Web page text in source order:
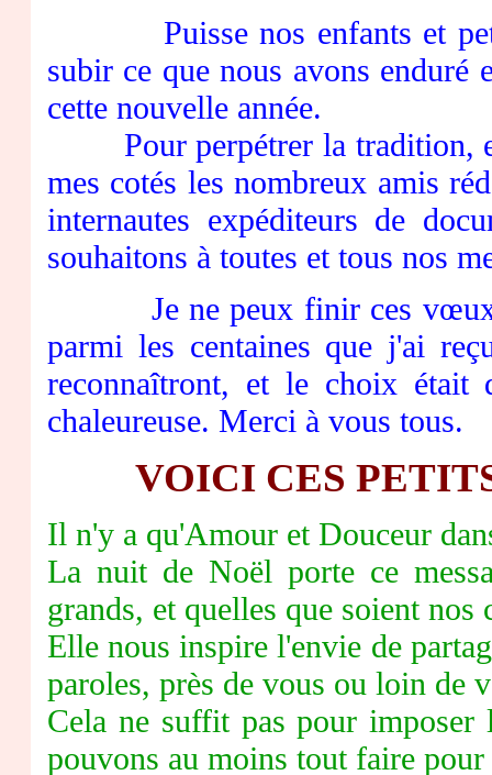
Puisse nos enfants et
subir ce que nous avons enduré
cette nouvelle année.
Pour perpétrer la tradition,
mes cotés les nombreux amis
internautes expéditeurs de
souhaitons à toutes et tous nos
Je ne peux finir ces vœux
parmi les centaines que j'ai
reconnaîtront, et le choix était
chaleureuse. Merci à vous tous.
VOICI CES
Il n'y a qu'Amour et Douceur
La nuit de Noël porte ce
grands, et quelles que soient
Elle nous inspire l'envie de
paroles, près de vous ou loin de
Cela ne suffit pas pour imposer
pouvons au moins tout faire